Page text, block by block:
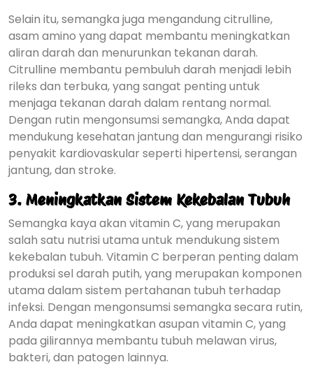
Selain itu, semangka juga mengandung citrulline,
asam amino yang dapat membantu meningkatkan
aliran darah dan menurunkan tekanan darah.
Citrulline membantu pembuluh darah menjadi lebih
rileks dan terbuka, yang sangat penting untuk
menjaga tekanan darah dalam rentang normal.
Dengan rutin mengonsumsi semangka, Anda dapat
mendukung kesehatan jantung dan mengurangi risiko
penyakit kardiovaskular seperti hipertensi, serangan
jantung, dan stroke.
3. Meningkatkan Sistem Kekebalan Tubuh
Semangka kaya akan vitamin C, yang merupakan
salah satu nutrisi utama untuk mendukung sistem
kekebalan tubuh. Vitamin C berperan penting dalam
produksi sel darah putih, yang merupakan komponen
utama dalam sistem pertahanan tubuh terhadap
infeksi. Dengan mengonsumsi semangka secara rutin,
Anda dapat meningkatkan asupan vitamin C, yang
pada gilirannya membantu tubuh melawan virus,
bakteri, dan patogen lainnya.